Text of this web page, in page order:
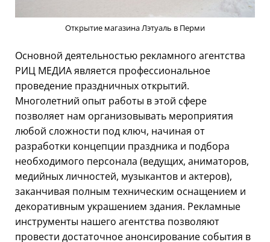
Открытие магазина Лэтуаль в Перми
Основной деятельностью рекламного агентства
РИЦ МЕДИА является профессиональное
проведение праздничных открытий.
Многолетний опыт работы в этой сфере
позволяет нам организовывать мероприятия
любой сложности под ключ, начиная от
разработки концепции праздника и подбора
необходимого персонала (ведущих, аниматоров,
медийных личностей, музыкантов и актеров),
заканчивая полным техническим оснащением и
декоративным украшением здания. Рекламные
инструменты нашего агентства позволяют
провести достаточное анонсирование события в